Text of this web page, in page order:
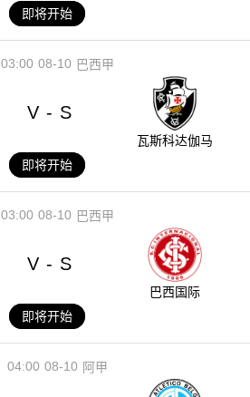
即将开始
08-10
03:00 巴西甲
V - S
瓦斯科达伽马
即将开始
08-10
03:00 巴西甲
V - S
巴西国际
即将开始
08-10
04:00 阿甲